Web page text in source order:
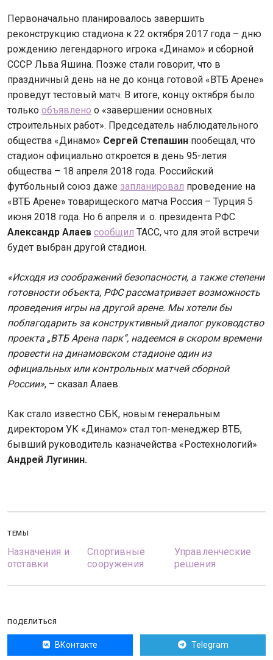
Первоначально планировалось завершить
реконструкцию стадиона к 22 октября 2017 года – дню
рождению легендарного игрока «Динамо» и сборной
СССР Льва Яшина. Позже стали говорит, что в
праздничный день на не до конца готовой «ВТБ Арене»
проведут тестовый матч. В итоге, концу октября было
только объявлено о «завершении основных
строительных работ». Председатель наблюдательного
общества «Динамо» Сергей Степашин пообещал, что
стадион официально откроется в день 95-летия
общества – 18 апреля 2018 года. Российский
футбольный союз даже запланировал проведение на
«ВТБ Арене» товарищеского матча Россия – Турция 5
июня 2018 года. Но 6 апреля и. о. президента РФС
Александр Алаев сообщил ТАСС, что для этой встречи
будет выбран другой стадион.
«Исходя из соображений безопасности, а также степени
готовности объекта, РФС рассматривает возможность
проведения игры на другой арене. Мы хотели бы
поблагодарить за конструктивный диалог руководство
проекта „ВТБ Арена парк“, надеемся в скором времени
провести на динамовском стадионе один из
официальных или контрольных матчей сборной
России», – сказал Алаев.
Как стало известно СБК, новым генеральным
директором УК «Динамо» стал топ-менеджер ВТБ,
бывший руководитель казначейства «Ростехнологий»
Андрей Лугинин.
ТЕМЫ
Назначения и
отставки
Спортивные
сооружения
Управленческие
решения
ПОДЕЛИТЬСЯ
ВКонтакте Telegram